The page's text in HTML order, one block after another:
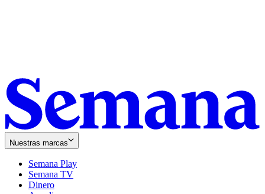
Nuestras marcas
Semana Play
Semana TV
Dinero